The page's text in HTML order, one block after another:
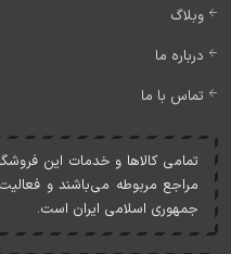
وبلاگ
درباره ما
تماس با ما
تمامی کالاها و خدمات اين
مراجع مربوطه می‌باشند و
جمهوری اسلامی ايران است.